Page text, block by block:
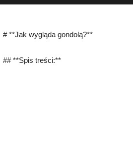
# **Jak wygląda gondolą?**
## **Spis treści:**